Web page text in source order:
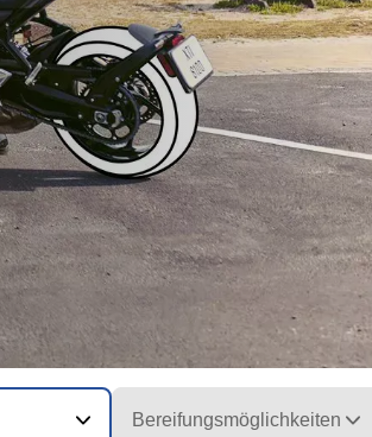
Bereifungsmöglichkeiten